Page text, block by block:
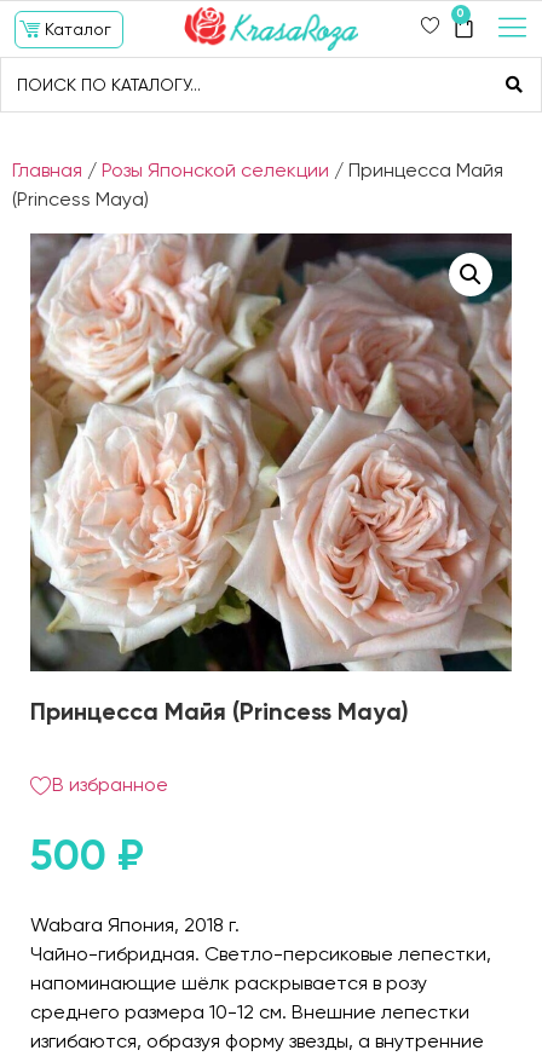
Каталог
0
Главная / Розы Японской селекции / Принцесса Майя
(Princess Maya)
Принцесса Майя (Princess Maya)
В избранное
500 ₽
Wabara Япония, 2018 г.
Чайно-гибридная. Светло-персиковые лепестки,
напоминающие шёлк раскрывается в розу
среднего размера 10-12 см. Внешние лепестки
изгибаются, образуя форму звезды, а внутренние